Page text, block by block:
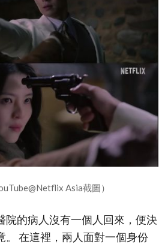
Asia截圖）
院的病人沒有一個人回來，便決
。 在這裡，兩人面對一個身份